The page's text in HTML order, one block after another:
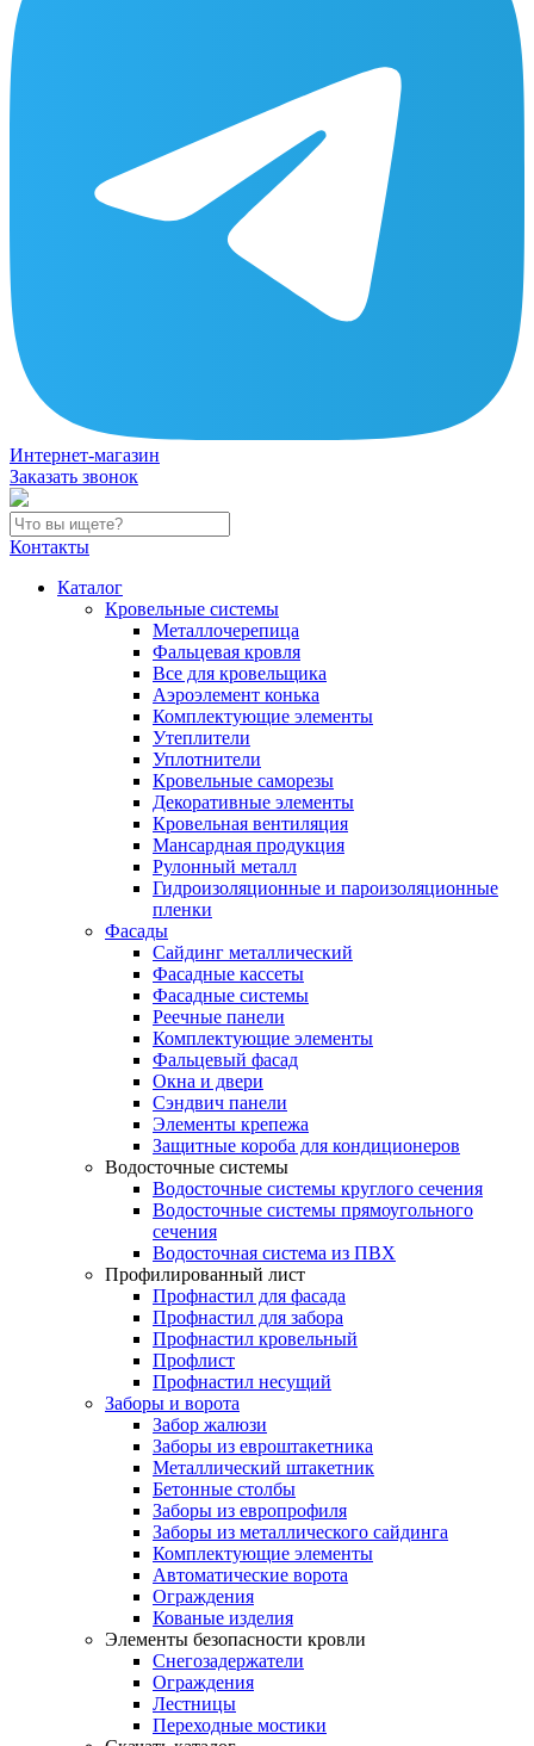
Интернет-магазин
Заказать звонок
Контакты
Каталог
Кровельные системы
Металлочерепица
Фальцевая кровля
Все для кровельщика
Аэроэлемент конька
Комплектующие элементы
Утеплители
Уплотнители
Кровельные саморезы
Декоративные элементы
Кровельная вентиляция
Мансардная продукция
Рулонный металл
Гидроизоляционные и пароизоляционные
пленки
Фасады
Сайдинг металлический
Фасадные кассеты
Фасадные системы
Реечные панели
Комплектующие элементы
Фальцевый фасад
Окна и двери
Сэндвич панели
Элементы крепежа
Защитные короба для кондиционеров
Водосточные системы
Водосточные системы круглого сечения
Водосточные системы прямоугольного
сечения
Водосточная система из ПВХ
Профилированный лист
Профнастил для фасада
Профнастил для забора
Профнастил кровельный
Профлист
Профнастил несущий
Заборы и ворота
Забор жалюзи
Заборы из евроштакетника
Металлический штакетник
Бетонные столбы
Заборы из европрофиля
Заборы из металлического сайдинга
Комплектующие элементы
Автоматические ворота
Ограждения
Кованые изделия
Элементы безопасности кровли
Снегозадержатели
Ограждения
Лестницы
Переходные мостики